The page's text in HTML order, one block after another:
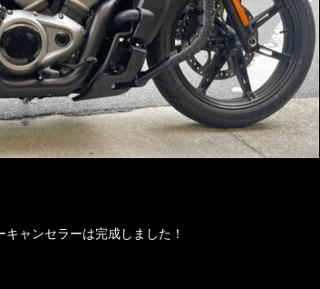
ャンセラーは完成しました！